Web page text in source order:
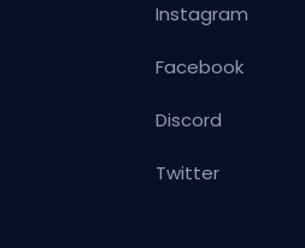
Instagram
Facebook
Discord
Twitter